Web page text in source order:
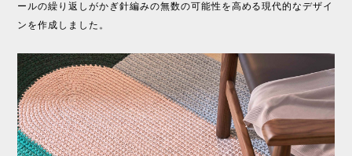
ールの繰り返しがかぎ針編みの無数の可能性を高める現代的なデザイ
ンを作成しました。